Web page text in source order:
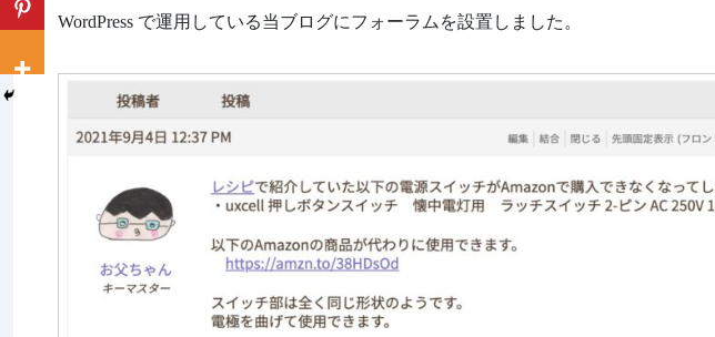
WordPress で運用している当ブログにフォーラムを設置しました。